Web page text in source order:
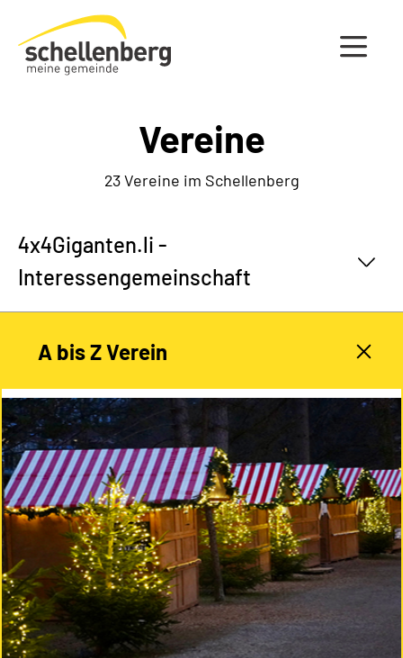
Gemeinde Schellenberg Startseite
Vereine
23 Vereine im Schellenberg
4x4Giganten.li -
Interessengemeinschaft
A bis Z Verein